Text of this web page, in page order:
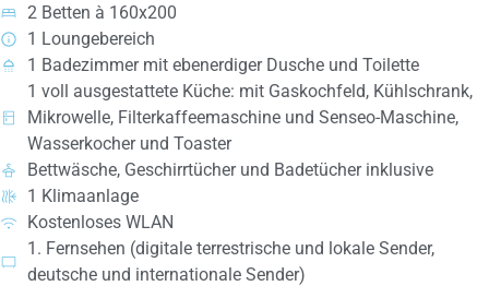
2 Betten à 160x200
1 Loungebereich
1 Badezimmer mit ebenerdiger Dusche und Toilette
1 voll ausgestattete Küche: mit Gaskochfeld, Kühlschrank,
Mikrowelle, Filterkaffeemaschine und Senseo-Maschine,
Wasserkocher und Toaster
Bettwäsche, Geschirrtücher und Badetücher inklusive
1 Klimaanlage
Kostenloses WLAN
1. Fernsehen (digitale terrestrische und lokale Sender,
deutsche und internationale Sender)